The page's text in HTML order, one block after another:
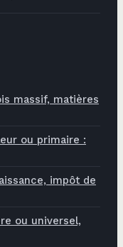
massif, matières
ou primaire :
impôt de
ou universel,